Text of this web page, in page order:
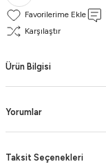
Karşılaştır
Ürün Bilgisi
Yorumlar
Taksit Seçenekleri